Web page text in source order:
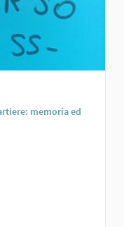
memoria ed